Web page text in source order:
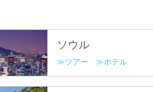
ソウル
ツアー ホテル